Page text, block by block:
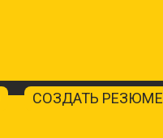
СОЗДАТЬ РЕЗЮМЕ